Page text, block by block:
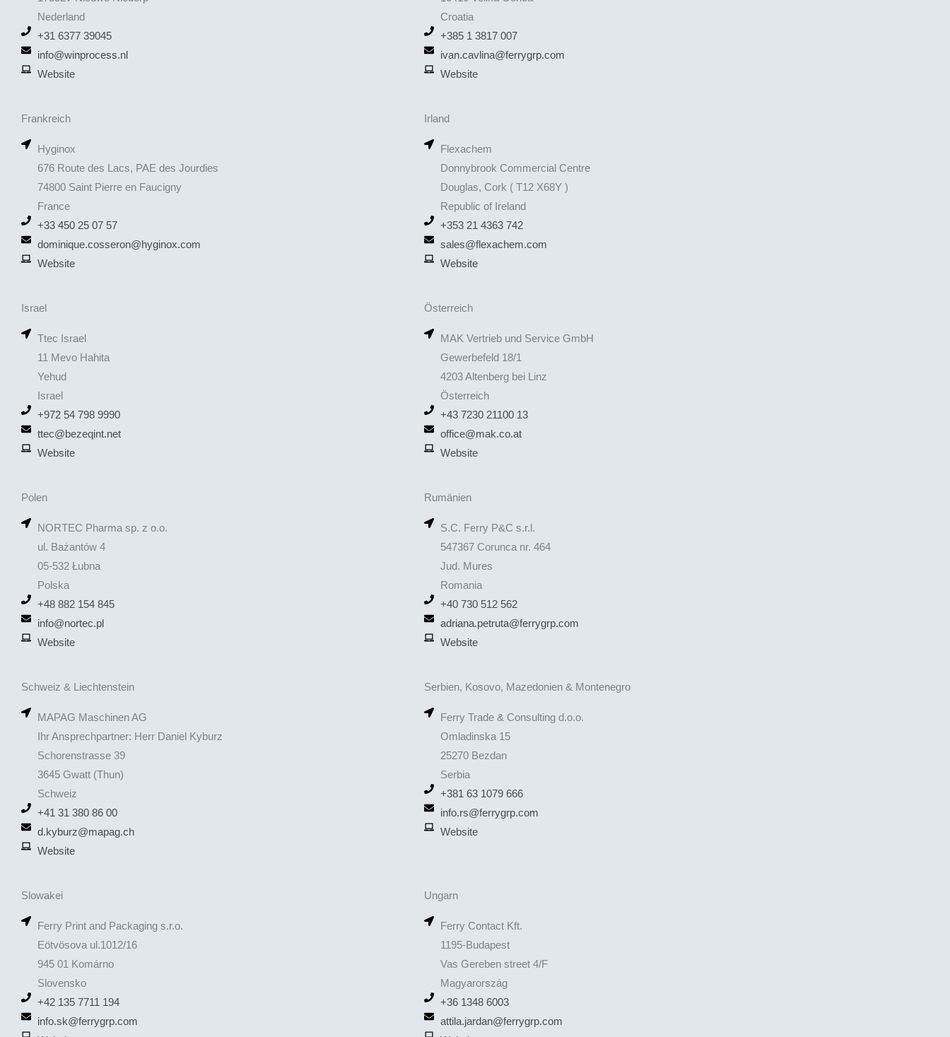
Nederland
+31 6377 39045
info@winprocess.nl
Website
Croatia
+385 1 3817 007
ivan.cavlina@ferrygrp.com
Website
Frankreich
Hyginox
676 Route des Lacs, PAE des Jourdies
74800 Saint Pierre en Faucigny
France
+33 450 25 07 57
dominique.cosseron@hyginox.com
Website
Irland
Flexachem
Donnybrook Commercial Centre
Douglas, Cork ( T12 X68Y )
Republic of Ireland
+353 21 4363 742
sales@flexachem.com
Website
Israel
Ttec Israel
11 Mevo Hahita
Yehud
Israel
+972 54 798 9990
ttec@bezeqint.net
Website
Österreich
MAK Vertrieb und Service GmbH
Gewerbefeld 18/1
4203 Altenberg bei Linz
Österreich
+43 7230 21100 13
office@mak.co.at
Website
Polen
NORTEC Pharma sp. z o.o.
ul. Bażantów 4
05-532 Łubna
Polska
+48 882 154 845
info@nortec.pl
Website
Rumänien
S.C. Ferry P&C s.r.l.
547367 Corunca nr. 464
Jud. Mures
Romania
+40 730 512 562
adriana.petruta@ferrygrp.com
Website
Schweiz & Liechtenstein
MAPAG Maschinen AG
Ihr Ansprechpartner: Herr Daniel Kyburz
Schorenstrasse 39
3645 Gwatt (Thun)
Schweiz
+41 31 380 86 00
d.kyburz@mapag.ch
Website
Serbien, Kosovo, Mazedonien & Montenegro
Ferry Trade & Consulting d.o.o.
Omladinska 15
25270 Bezdan
Serbia
+381 63 1079 666
info.rs@ferrygrp.com
Website
Slowakei
Ferry Print and Packaging s.r.o.
Eötvösova ul.1012/16
945 01 Komárno
Slovensko
+42 135 7711 194
info.sk@ferrygrp.com
Ungarn
Ferry Contact Kft.
1195-Budapest
Vas Gereben street 4/F
Magyarország
+36 1348 6003
attila.jardan@ferrygrp.com